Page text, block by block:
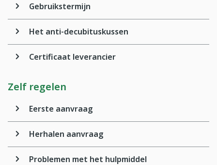
Gebruikstermijn
Het anti-decubituskussen
Certificaat leverancier
Zelf regelen
Eerste aanvraag
Herhalen aanvraag
Problemen met het hulpmiddel